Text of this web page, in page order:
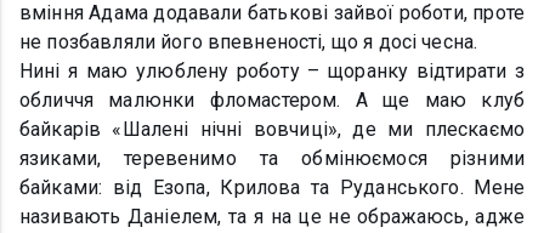
вміння Адама додавали батькові зайвої роботи, проте
не позбавляли його впевненості, що я досі чесна.
Нині я маю улюблену роботу – щоранку відтирати з
обличчя малюнки фломастером. А ще маю клуб
байкарів «Шалені нічні вовчиці», де ми плескаємо
язиками, теревенимо та обмінюємося різними
байками: від Езопа, Крилова та Руданського. Мене
називають Даніелем, та я на це не ображаюсь, адже